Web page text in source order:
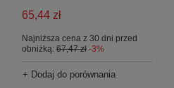
65,44 zł
Najniższa cena z 30 dni przed
obniżką: 67,47 zł -3%
+ Dodaj do porównania